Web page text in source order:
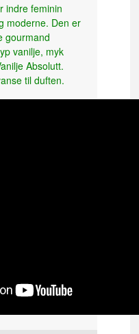
indre feminin
moderne. Den er
gourmand
vanilje, myk
Absolutt.
til duften.